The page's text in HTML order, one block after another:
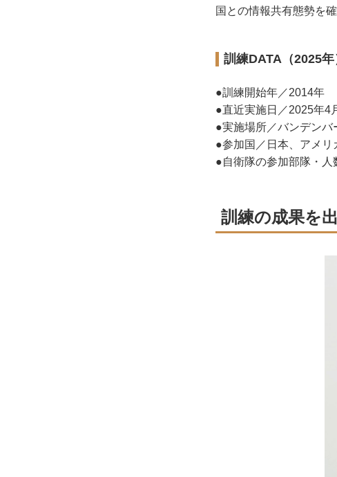
国との情報共有態勢を
訓練DATA（2025年
●訓練開始年／2014年
●直近実施日／2025年
●実施場所／バンデン
●参加国／日本、アメ
●自衛隊の参加部隊・人
訓練の成果を